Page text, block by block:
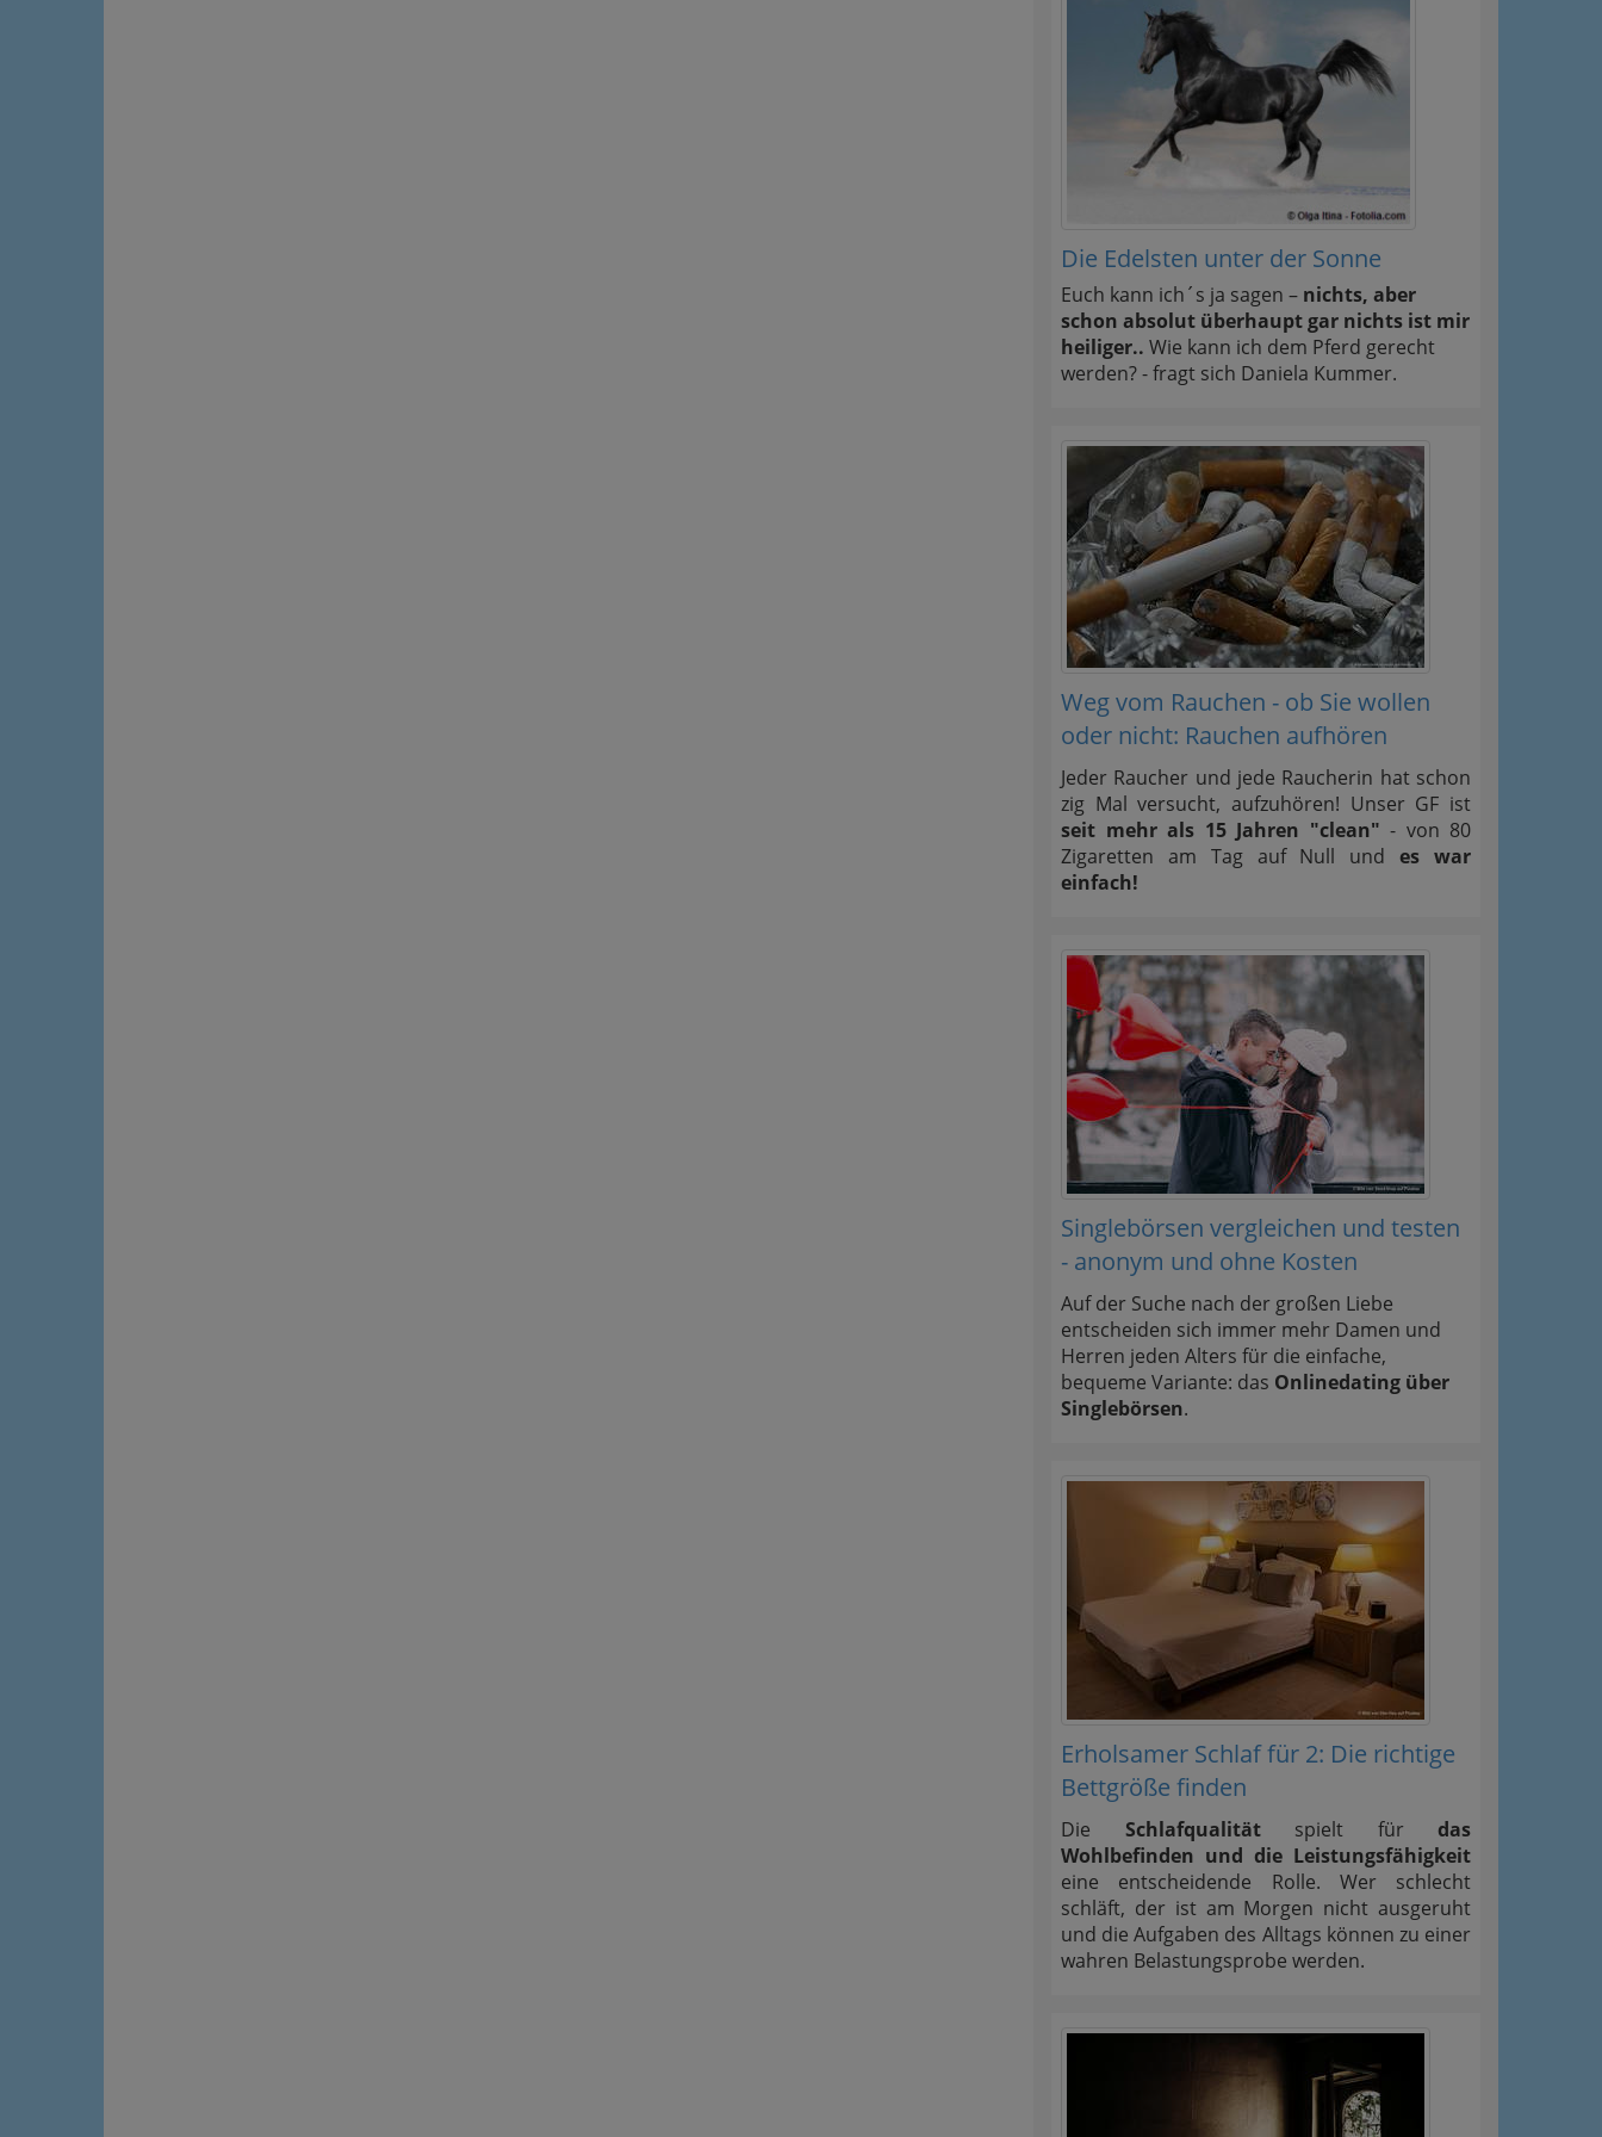
Die Edelsten unter der Sonne
Euch kann ich´s ja sagen – nichts, aber
schon absolut überhaupt gar nichts ist mir
heiliger.. Wie kann ich dem Pferd gerecht
werden? - fragt sich Daniela Kummer.
Weg vom Rauchen - ob Sie wollen
oder nicht: Rauchen aufhören
Jeder Raucher und jede Raucherin hat schon
zig Mal versucht, aufzuhören! Unser GF ist
seit mehr als 15 Jahren "clean" - von 80
Zigaretten am Tag auf Null undes war
einfach!
Singlebörsen vergleichen und testen
- anonym und ohne Kosten
Auf der Suche nach der großen Liebe
entscheiden sich immer mehr Damen und
Herren jeden Alters für die einfache,
bequeme Variante: das Onlinedating über
Singlebörsen.
Erholsamer Schlaf für 2: Die richtige
Bettgröße finden
Die Schlafqualitätspielt für das
Wohlbefinden und die Leistungsfähigkeit
eine entscheidende Rolle. Wer schlecht
schläft, der ist am Morgen nicht ausgeruht
und die Aufgaben des Alltags können zu einer
wahren Belastungsprobe werden.